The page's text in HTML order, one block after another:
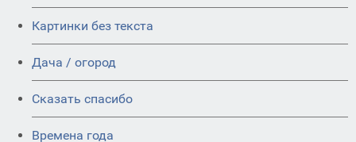
Картинки без текста
Дача / огород
Сказать спасибо
Времена года